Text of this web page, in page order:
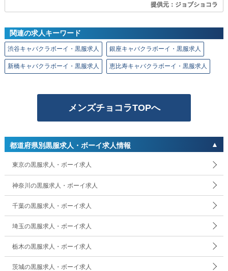
提供元：ジョブショコラ
関連の求人キーワード
渋谷キャバクラボーイ・黒服求人 銀座キャバクラボーイ・黒服求人
新橋キャバクラボーイ・黒服求人 恵比寿キャバクラボーイ・黒服求人
メンズチョコラTOPへ
都道府県別黒服求人・ボーイ求人情報
東京の黒服求人・ボーイ求人
神奈川の黒服求人・ボーイ求人
千葉の黒服求人・ボーイ求人
埼玉の黒服求人・ボーイ求人
栃木の黒服求人・ボーイ求人
茨城の黒服求人・ボーイ求人